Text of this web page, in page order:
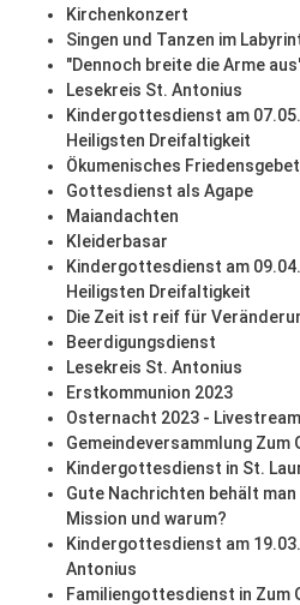
Kirchenkonzert
Singen und Tanzen im
"Dennoch breite die Arme
Lesekreis St. Antonius
Kindergottesdienst am
Heiligsten Dreifaltigkeit
Ökumenisches Friedensgebet
Gottesdienst als Agape
Maiandachten
Kleiderbasar
Kindergottesdienst am
Heiligsten Dreifaltigkeit
Die Zeit ist reif für
Beerdigungsdienst
Lesekreis St. Antonius
Erstkommunion 2023
Osternacht 2023 -
Gemeindeversammlung Zum
Kindergottesdienst in St.
Gute Nachrichten behält
Mission und warum?
Kindergottesdienst am
Antonius
Familiengottesdienst in Zum